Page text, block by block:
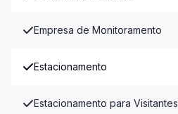
Empresa de Monitoramento
Estacionamento
Estacionamento para Visitantes